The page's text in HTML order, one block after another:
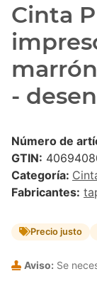
Cinta
-
Número de
GTIN:
Categoría:
Fabricantes:
Precio justo
Aviso: Se